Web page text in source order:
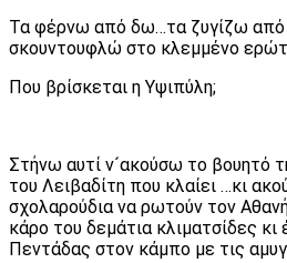
Τα φέρνω από δω…τα ζυγίζω από
σκουντουφλώ στο κλεμμένο
Που βρίσκεται η Υψιπύλη;
Στήνω αυτί ν´ακούσω το βουητό
του Λειβαδίτη που κλαίει …κι
σχολαρούδια να ρωτούν τον
κάρο του δεμάτια κλιματσίδες
Πεντάδας στον κάμπο με τις